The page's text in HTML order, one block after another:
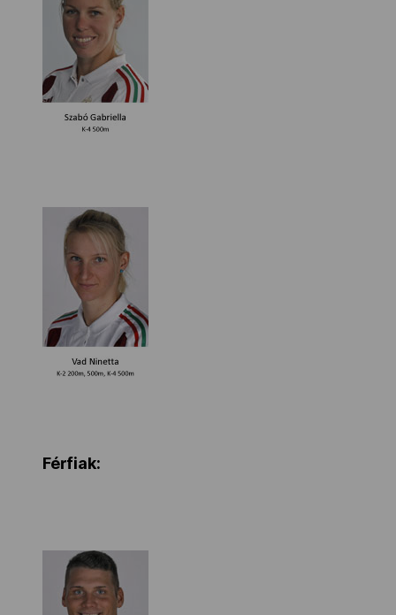
Férfiak: